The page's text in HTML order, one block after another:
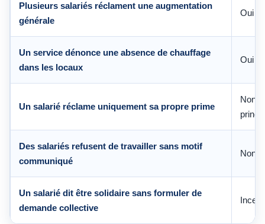
Plusieurs salariés réclament une augmentation
générale
Oui
Un service dénonce une absence de chauffage
dans les locaux
Oui
Un salarié réclame uniquement sa propre prime
Non,
Des salariés refusent de travailler sans motif
communiqué
Non
Un salarié dit être solidaire sans formuler de
demande collective